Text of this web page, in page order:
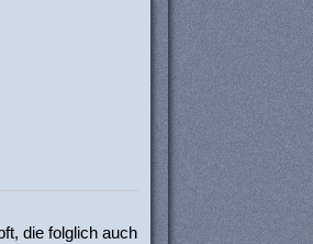
die folglich auch